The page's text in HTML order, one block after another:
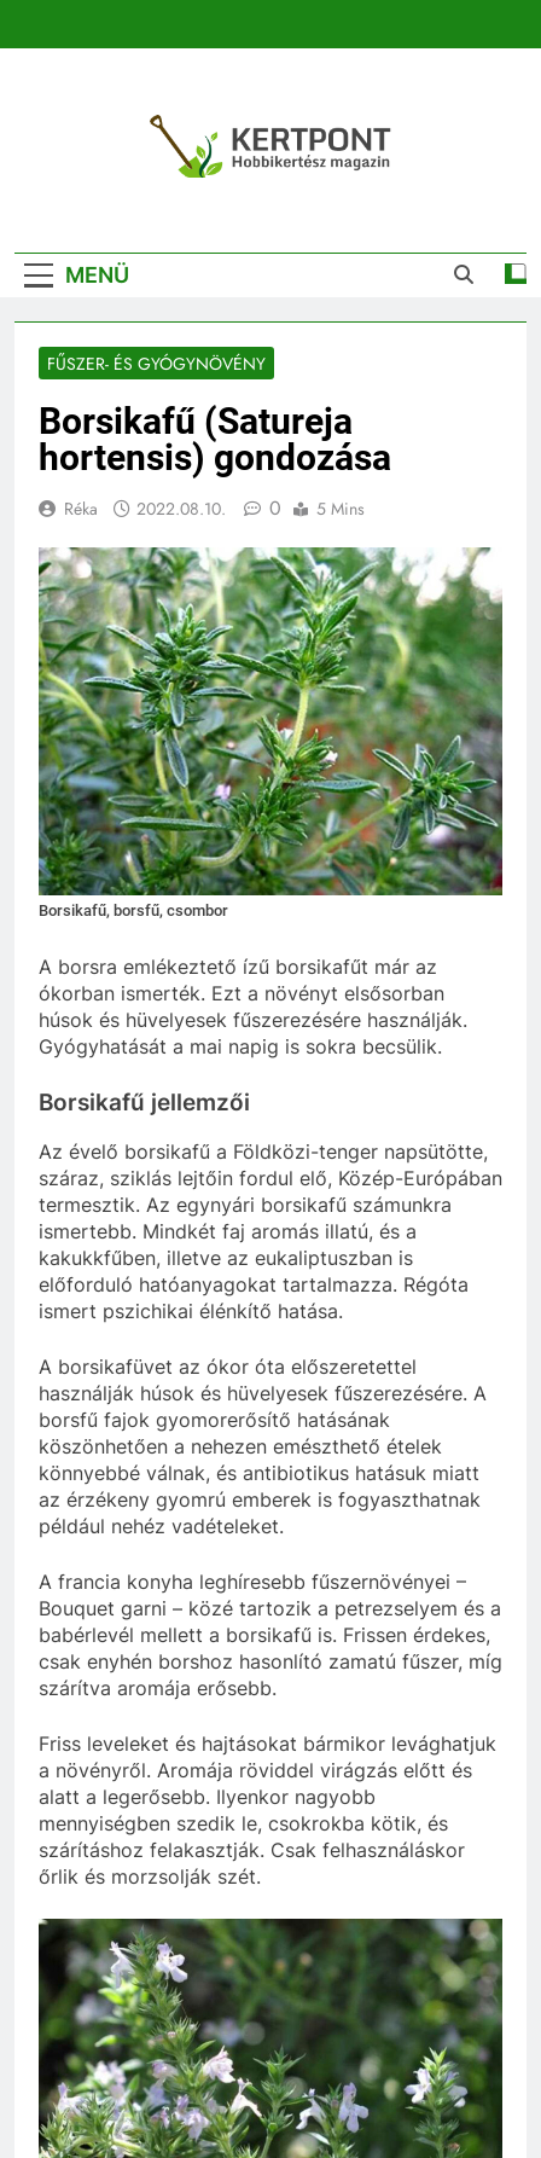
Kertészeti
Magazin |
Növénykereső És
Növényhatározó
MENÜ
FŰSZER- ÉS GYÓGYNÖVÉNY
Borsikafű (Satureja
hortensis) gondozása
Réka 2022.08.10. 0 5 Mins
Borsikafű, borsfű, csombor
A borsra emlékeztető ízű borsikafűt már az
ókorban ismerték. Ezt a növényt elsősorban
húsok és hüvelyesek fűszerezésére használják.
Gyógyhatását a mai napig is sokra becsülik.
Borsikafű jellemzői
Az évelő borsikafű a Földközi-tenger napsütötte,
száraz, sziklás lejtőin fordul elő, Közép-Európában
termesztik. Az egynyári borsikafű számunkra
ismertebb. Mindkét faj aromás illatú, és a
kakukkfűben, illetve az eukaliptuszban is
előforduló hatóanyagokat tartalmazza. Régóta
ismert pszichikai élénkítő hatása.
A borsikafüvet az ókor óta előszeretettel
használják húsok és hüvelyesek fűszerezésére. A
borsfű fajok gyomorerősítő hatásának
köszönhetően a nehezen emészthető ételek
könnyebbé válnak, és antibiotikus hatásuk miatt
az érzékeny gyomrú emberek is fogyaszthatnak
például nehéz vadételeket.
A francia konyha leghíresebb fűszernövényei –
Bouquet garni – közé tartozik a petrezselyem és a
babérlevél mellett a borsikafű is. Frissen érdekes,
csak enyhén borshoz hasonlító zamatú fűszer, míg
szárítva aromája erősebb.
Friss leveleket és hajtásokat bármikor levághatjuk
a növényről. Aromája röviddel virágzás előtt és
alatt a legerősebb. Ilyenkor nagyobb
mennyiségben szedik le, csokrokba kötik, és
szárításhoz felakasztják. Csak felhasználáskor
őrlik és morzsolják szét.